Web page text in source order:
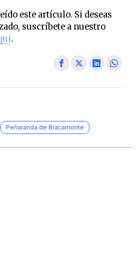
este artículo. Si deseas
suscríbete a nuestro
.
Peñaranda de Bracamonte